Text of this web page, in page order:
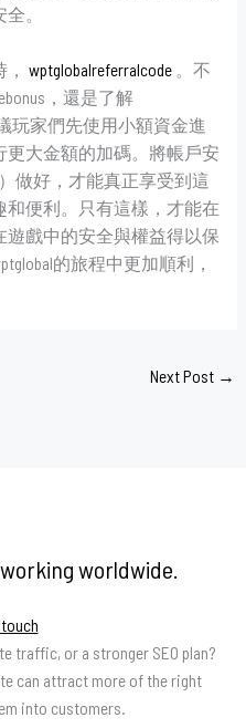
。
wptglobalreferralcode。不
，還是了解
玩家們先使用小額資金進
大金額的加碼。將帳戶安
做好，才能真正享受到這
便利。只有這樣，才能在
戲中的安全與權益得以保
的旅程中更加順利，
Next Post →
worldwide.
traffic, or a stronger SEO plan?
can attract more of the right
into customers.